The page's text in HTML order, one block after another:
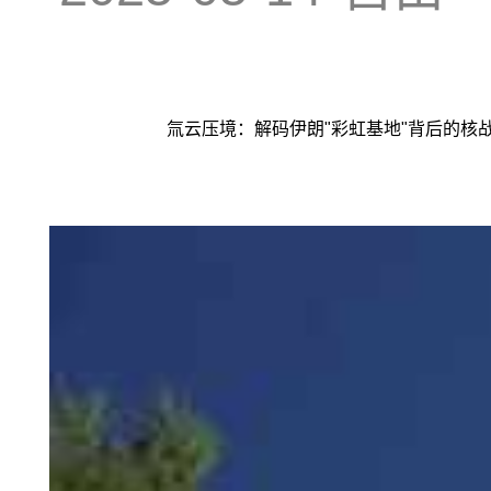
氚云压境：解码伊朗"彩虹基地"背后的核